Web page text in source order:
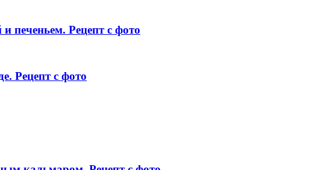
печеньем. Рецепт с фото
Рецепт с фото